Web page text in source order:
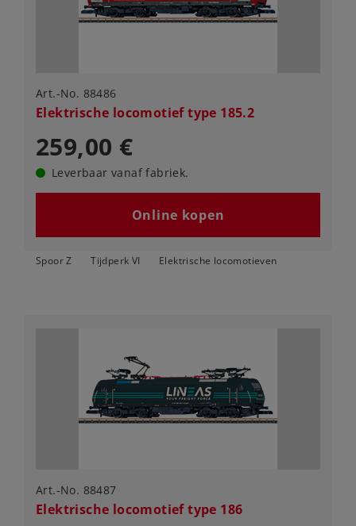
Art.-No. 88486
Elektrische locomotief type 185.2
259,00 €
Leverbaar vanaf fabriek.
Online kopen
Spoor Z Tijdperk VI Elektrische locomotieven
Art.-No. 88487
Elektrische locomotief type 186